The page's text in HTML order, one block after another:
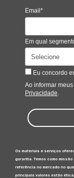
Email*
Em qual
Eu concordo
Ao informar
Privacidade.
Os materiais e serviços
garantia. Temos como
referência no mercado no
principais valores estão